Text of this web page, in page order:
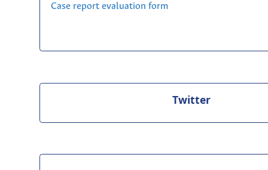
Case report evaluation form
Twitter